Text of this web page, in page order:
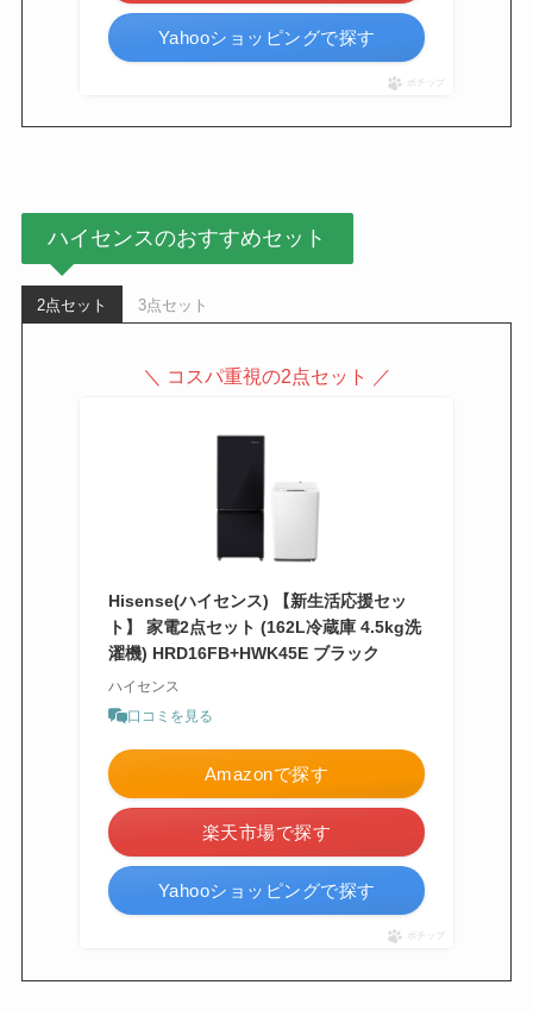
Yahooショッピングで探す
ポチップ
ハイセンスのおすすめセット
2点セット 3点セット
＼ コスパ重視の2点セット ／
Hisense(ハイセンス) 【新生活応援セッ
ト】 家電2点セット (162L冷蔵庫 4.5kg洗
濯機) HRD16FB+HWK45E ブラック
ハイセンス
口コミを見る
Amazonで探す
楽天市場で探す
Yahooショッピングで探す
ポチップ